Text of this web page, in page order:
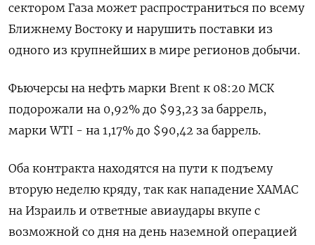
сектором Газа может распространиться по всему
Ближнему Востоку и нарушить поставки из
одного из крупнейших в мире регионов добычи.
Фьючерсы на нефть марки Brent к 08:20 МСК
подорожали на 0,92% до $93,23 за баррель,
марки WTI - на 1,17% до $90,42 за баррель.
Оба контракта находятся на пути к подъему
вторую неделю кряду, так как нападение ХАМАС
на Израиль и ответные авиаудары вкупе с
возможной со дня на день наземной операцией